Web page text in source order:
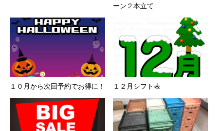
ーン２本立て
１０月から次回予約でお得に！ １２月シフト表